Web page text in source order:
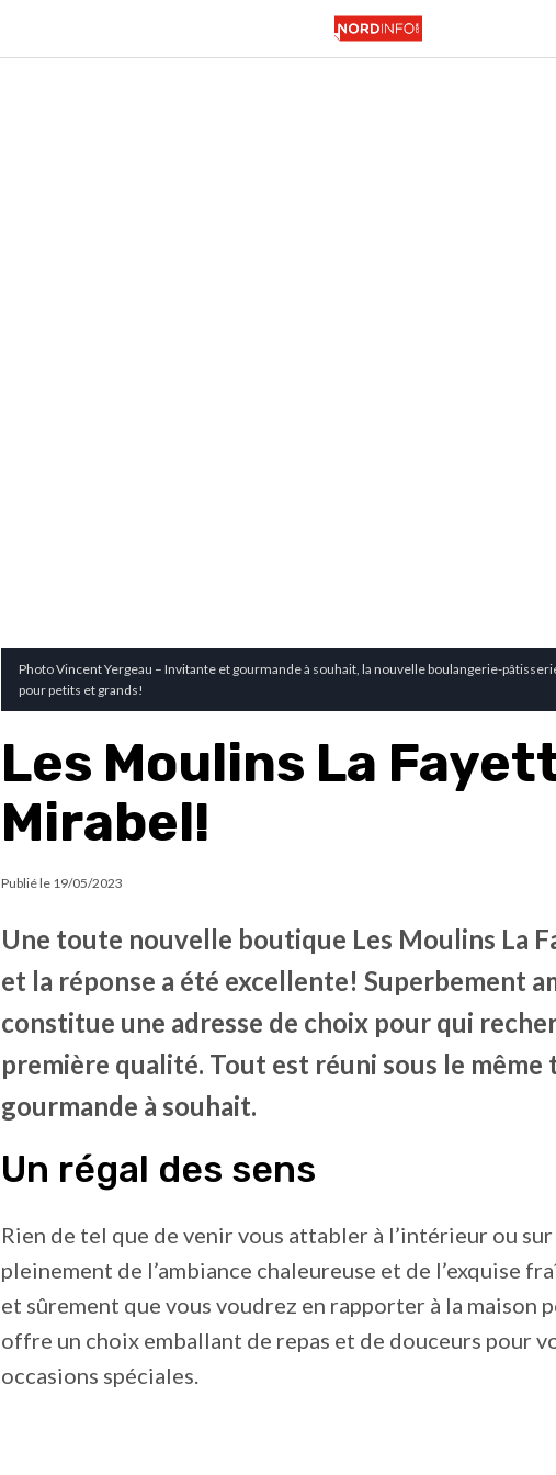
Photo Vincent Yergeau – Invitante et gourmande à souhait, la nouvelle boulangerie-
pour petits et grands!
Les Moulins La
Mirabel!
Publié le 19/05/2023
Une toute nouvelle boutique Les Moulins La
et la réponse a été excellente! Superbement
constitue une adresse de choix pour qui
première qualité. Tout est réuni sous le
gourmande à souhait.
Un régal des sens
Rien de tel que de venir vous attabler à l’intérieur ou
pleinement de l’ambiance chaleureuse et de l’exquise
et sûrement que vous voudrez en rapporter à la maison
offre un choix emballant de repas et de douceurs pour
occasions spéciales.